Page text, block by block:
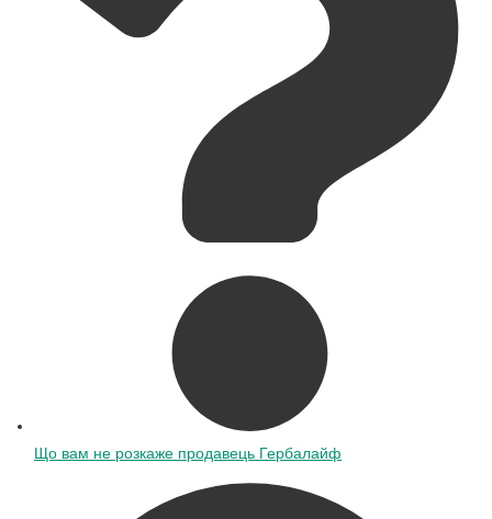
Що вам не розкаже продавець Гербалайф